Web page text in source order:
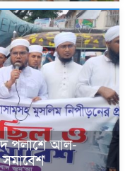
পলাশে আল-
সমাবেশ